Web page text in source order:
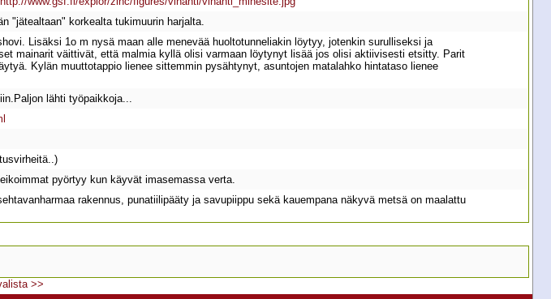
"jätealtaan" korkealta tukimuurin harjalta.
Lisäksi 1o m nysä maan alle menevää huoltotunneliakin löytyy, jotenkin surulliseksi ja
mainarit väittivät, että malmia kyllä olisi varmaan löytynyt lisää jos olisi aktiivisesti etsitty. Parit
Kylän muuttotappio lienee sittemmin pysähtynyt, asuntojen matalahko hintataso lienee
lähti työpaikkoja...
pyörtyy kun käyvät imasemassa verta.
rakennus, punatiilipääty ja savupiippu sekä kauempana näkyvä metsä on maalattu
>>